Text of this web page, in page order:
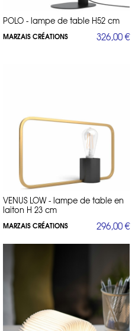
POLO - lampe de table H52 cm
MARZAIS CRÉATIONS 326,00 €
VENUS LOW - lampe de table en
laiton H 23 cm
MARZAIS CRÉATIONS 296,00 €